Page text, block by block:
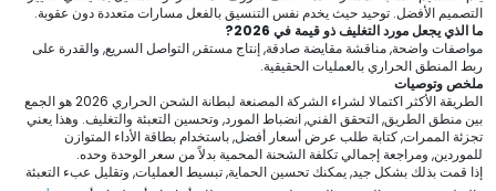
التصميم الأفضل. توحيد حيث يخدم نفس التنسيق بالفعل مسارات متعددة دون عقوبة.
ما الذي يجعل مورد التغليف ذو قيمة في 2026?
مواصفات واضحة, مناقشة مقايضة صادقة, إنتاج مستقر, التواصل السريع, والقدرة على
ربط المنطق الحراري بالعمليات الحقيقية.
ملخص وتوصيات
الطريقة الأكثر اكتمالا لشراء الشركة المصنعة لبطانة الشحن الحراري 2026 هو الجمع
بين منطق الطريق, التحقق الفني, انضباط المورد, وتحسين التعبئة والتغليف. وهذا يعني
تجزئة الممرات, كتابة طلب عرض أسعار أفضل, باستخدام بطاقة الأداء المتوازن
للموردين, ومراجعة إجمالي تكلفة الشحنة المحمية بدلاً من سعر الوحدة وحده.
إذا قمت بذلك بشكل جيد, يمكنك تحسين الحماية, تبسيط العمليات, وتقليل عبء التعبئة